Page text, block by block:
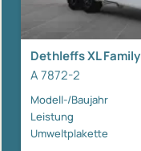
Dethleffs XL Family
A 7872-2
Modell-/Baujahr
Leistung
Umweltplakette